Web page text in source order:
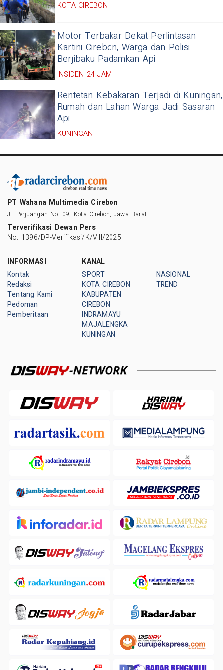
KOTA CIREBON
Motor Terbakar Dekat Perlintasan
Kartini Cirebon, Warga dan Polisi
Berjibaku Padamkan Api
INSIDEN 24 JAM
Rentetan Kebakaran Terjadi di Kuningan,
Rumah dan Lahan Warga Jadi Sasaran
Api
KUNINGAN
PT Wahana Multimedia Cirebon
Jl. Perjuangan No. 09, Kota Cirebon, Jawa Barat.
Terverifikasi Dewan Pers
No: 1396/DP-Verifikasi/K/VIII/2025
INFORMASI
Kontak
Redaksi
Tentang Kami
Pedoman
Pemberitaan
KANAL
SPORT
KOTA CIREBON
KABUPATEN
CIREBON
INDRAMAYU
MAJALENGKA
KUNINGAN
NASIONAL
TREND